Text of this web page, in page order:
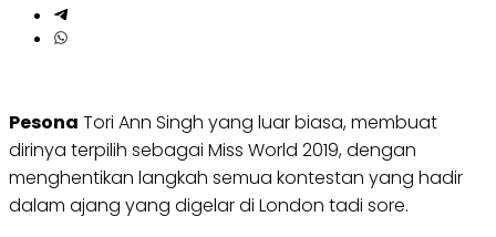
Pesona Tori Ann Singh yang luar biasa, membuat
dirinya terpilih sebagai Miss World 2019, dengan
menghentikan langkah semua kontestan yang hadir
dalam ajang yang digelar di London tadi sore.